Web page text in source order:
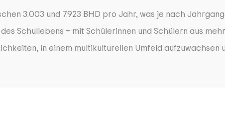
3.003 und 7.923 BHD pro Jahr, was je nach
Schullebens – mit Schülerinnen und Schülern aus
in einem multikulturellen Umfeld aufzuwachsen